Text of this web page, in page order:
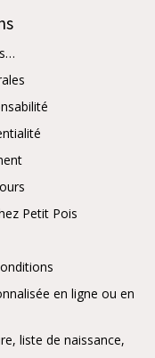
Petit Pois
en ligne ou en
liste de naissance,